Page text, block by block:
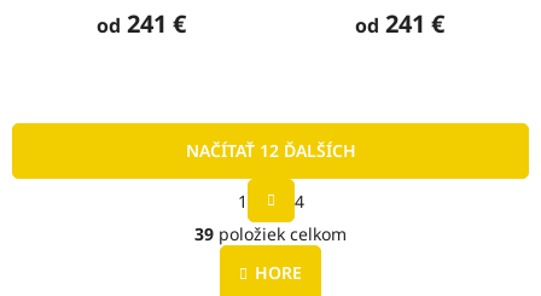
od 241 € od 241 €
O
v
l
NAČÍTAŤ 12 ĎALŠÍCH
t
r
á
n
1
4
39 položiek celkom
HORE